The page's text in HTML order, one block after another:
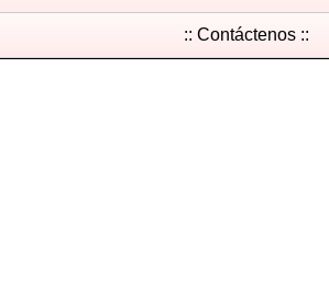
:: Contáctenos ::